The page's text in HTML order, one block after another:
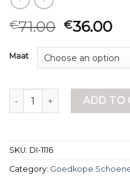
€71.00 €36.00
Maat
goedkope schoenenADD TO
SKU: DI-1116
Category: Goedkope